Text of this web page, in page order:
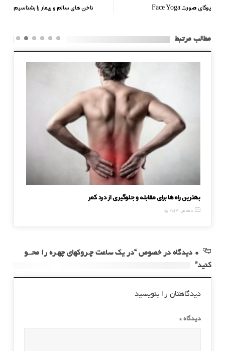
یوگای صورت Face Yoga
ناخن های سالم و بیمار را بشناسیم
مطالب مرتبط
بهترین راه‌ها برای مقابله و جلوگیری از درد کمر
15 دسامبر, 2014
0 دیدگاه در خصوص “در یک ساعت چـروکهای چهـره را محــو
کنید”
دیدگاهتان را بنویسید
دیدگاه *